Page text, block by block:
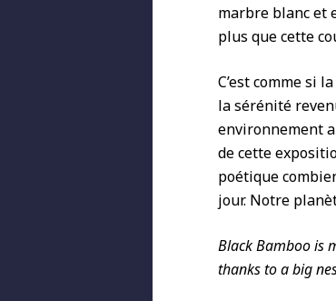
marbre blanc et
plus que cette
C’est comme si
la sérénité
environnement
de cette
poétique
jour. Notre
Black Bamboo is
thanks to a big